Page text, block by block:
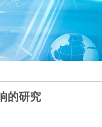
的研究